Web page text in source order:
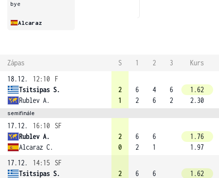
bye
Alcaraz
Zápas S 1 2 3
Kurs
18.12.
12:10
F
Tsitsipas S.
Rublev A.
2
1
6
2
4
6
6
2
1.62
2.30
semifinále
17.12. 16:10
SF
Rublev A.
Alcaraz C.
2
0
6
2
6
1
1.76
1.97
17.12.
14:15
SF
Tsitsipas S.
2
6
6
1.62